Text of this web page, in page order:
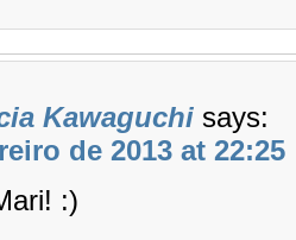
Kawaguchi says:
de 2013 at 22:25
:)